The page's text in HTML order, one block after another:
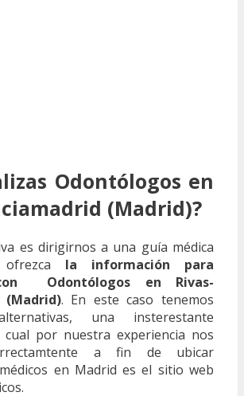
Odontólogos en
(Madrid)?
es dirigirnos a una guía médica
la información para
Odontólogos en Rivas-
(Madrid). En este caso tenemos
una insterestante
por nuestra experiencia nos
a fin de ubicar
en Madrid es el sitio web